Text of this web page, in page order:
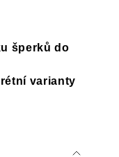
šperků do
varianty